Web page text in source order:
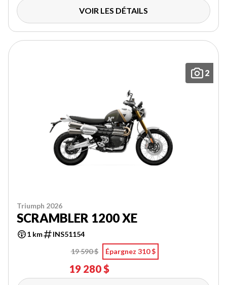
VOIR LES DÉTAILS
2
Triumph 2026
SCRAMBLER 1200 XE
1 km
INS51154
19 590 $
Épargnez 310 $
19 280 $